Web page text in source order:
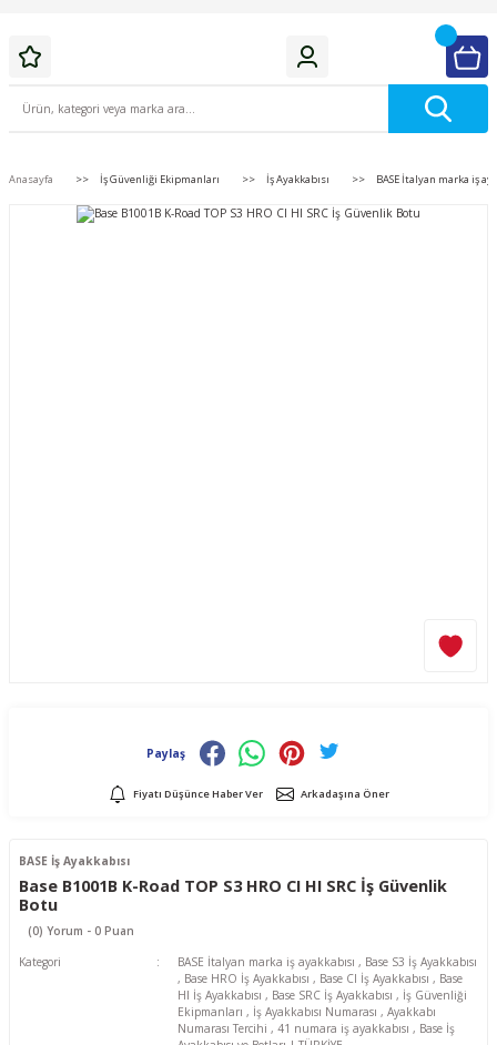
Anasayfa İş Güvenliği Ekipmanları İş Ayakkabısı BASE İtalyan marka iş
Paylaş
Fiyatı Düşünce Haber Ver Arkadaşına Öner
BASE İş Ayakkabısı
Base B1001B K-Road TOP S3 HRO CI HI SRC İş Güvenlik
Botu
(0) Yorum - 0 Puan
Kategori
BASE İtalyan marka iş ayakkabısı , Base S3 İş Ayakkabısı
, Base HRO İş Ayakkabısı , Base CI İş Ayakkabısı , Base
HI İş Ayakkabısı , Base SRC İş Ayakkabısı , İş Güvenliği
Ekipmanları , İş Ayakkabısı Numarası ,Ayakkabı
Numarası Tercihi ,41 numara iş ayakkabısı , Base İş